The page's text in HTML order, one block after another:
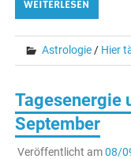
WEITERLESEN
Astrologie/ Hier
Tagesenergie
September
Veröffentlicht am08/